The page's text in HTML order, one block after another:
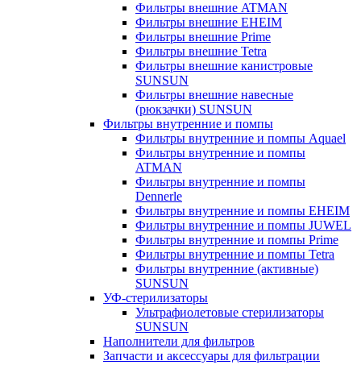
Фильтры внешние ATMAN
Фильтры внешние EHEIM
Фильтры внешние Prime
Фильтры внешние Tetra
Фильтры внешние канистровые
SUNSUN
Фильтры внешние навесные
(рюкзачки) SUNSUN
Фильтры внутренние и помпы
Фильтры внутренние и помпы Aquael
Фильтры внутренние и помпы
ATMAN
Фильтры внутренние и помпы
Dennerle
Фильтры внутренние и помпы EHEIM
Фильтры внутренние и помпы JUWEL
Фильтры внутренние и помпы Prime
Фильтры внутренние и помпы Tetra
Фильтры внутренние (активные)
SUNSUN
УФ-стерилизаторы
Ультрафиолетовые стерилизаторы
SUNSUN
Наполнители для фильтров
Запчасти и аксессуары для фильтрации